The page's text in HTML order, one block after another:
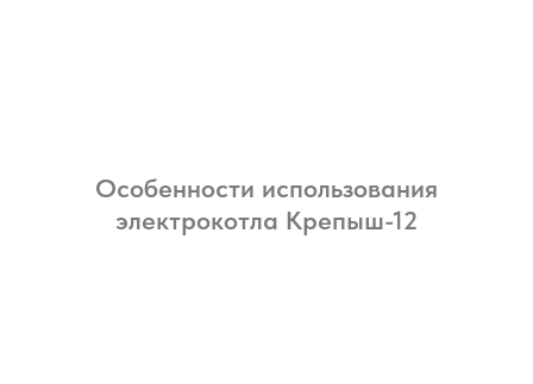
Особенности использования
электрокотла Крепыш-12